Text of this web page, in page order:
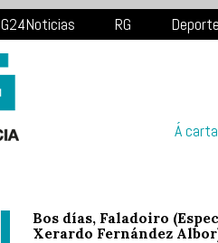
G24Noticias RG
Á carta
Bos días, Faladoiro
Xerardo Fernández